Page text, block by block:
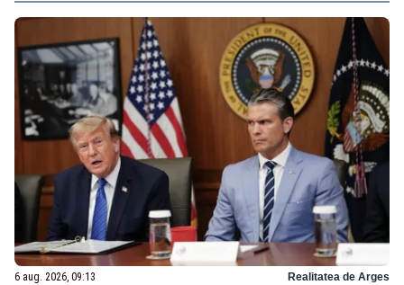
6 aug. 2026, 09:13 Realitatea de Arges